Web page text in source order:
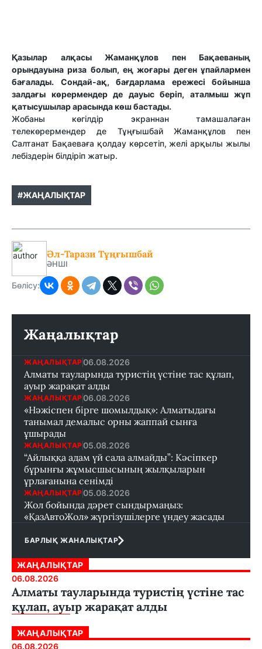
Қазылар алқасы Жаманқұлов пен Бақаеваның
орындауына риза болып, ең жоғары деген ұпайлармен
бағалады. Сондай-ақ, бағдарлама ережесі бойынша
залдағы көрермендер де дауыс беріп, аталмыш жұп
қатысушылар арасында көш бастады.
Жобаны көгілдір экраннан тамашалаған
телекөрермендер де Тұңғышбай Жаманқұлов пен
Салтанат Бақаеваға қолдау көрсетіп, желі арқылы жылы
лебіздерін білдіріп жатыр.
#ЖАҢАЛЫҚТАР
Әл-Тарази Тұңғышбай
ӘНШІ
Бөлісу:
Жаңалықтар
ЖАҢАЛЫҚТАР 06.08.2026
Алматы тауларында туристің үстіне тас құлап,
ауыр жарақат алды
ЖАҢАЛЫҚТАР 06.08.2026
«Нәжіспен бірге шомылдық»: Алматыдағы
танымал демалыс орны жаппай сынға
ұшырады
ЖАҢАЛЫҚТАР 05.08.2026
“Айлыққа адам үй сала алмайды”: Кәсіпкер
бұрынғы жұмысшысының жылқыларын
ұрлағанына сенімді
ЖАҢАЛЫҚТАР 05.08.2026
Жол бойында дәрет сындырмаңыз:
«ҚазАвтоЖол» жүргізушілерге үндеу жасады
БАРЛЫҚ ЖАНАЛЫҚТАР
ЖАҢАЛЫҚТАР
06.08.2026
Алматы тауларында туристің үстіне тас
құлап, ауыр жарақат алды
ЖАҢАЛЫҚТАР
06.08.2026